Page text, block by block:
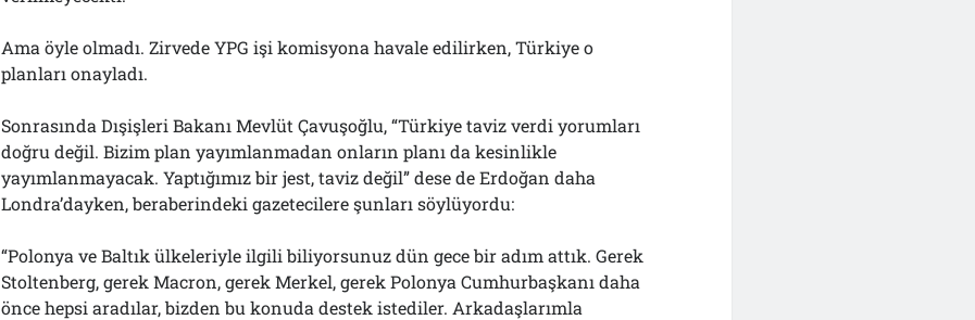
Ama öyle olmadı. Zirvede YPG işi komisyona havale edilirken, Türkiye o
planları onayladı.
Sonrasında Dışişleri Bakanı Mevlüt Çavuşoğlu, “Türkiye taviz verdi yorumları
doğru değil. Bizim plan yayımlanmadan onların planı da kesinlikle
yayımlanmayacak. Yaptığımız bir jest, taviz değil” dese de Erdoğan daha
Londra’dayken, beraberindeki gazetecilere şunları söylüyordu:
“Polonya ve Baltık ülkeleriyle ilgili biliyorsunuz dün gece bir adım attık. Gerek
Stoltenberg, gerek Macron, gerek Merkel, gerek Polonya Cumhurbaşkanı daha
önce hepsi aradılar, bizden bu konuda destek istediler. Arkadaşlarımla